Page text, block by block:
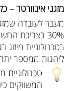
מזגני אינוורטר –
מעבר לעובדה
30% בצריכת
בטכנולוגיית מיזוג
ליהנות ממספר
טכנולוגיית
המשווקים